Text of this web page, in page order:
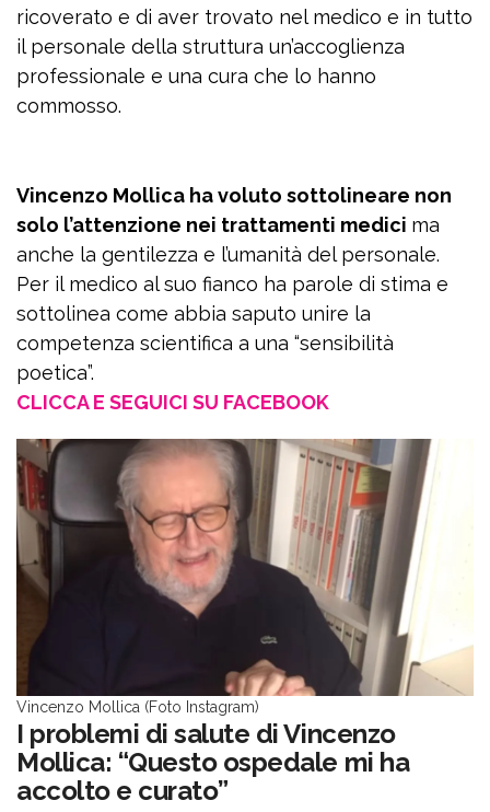
ricoverato e di aver trovato nel medico e in tutto
il personale della struttura un’accoglienza
professionale e una cura che lo hanno
commosso.
Vincenzo Mollica ha voluto sottolineare non
solo l’attenzione nei trattamenti medici ma
anche la gentilezza e l’umanità del personale.
Per il medico al suo fianco ha parole di stima e
sottolinea come abbia saputo unire la
competenza scientifica a una “sensibilità
poetica”.
CLICCA E SEGUICI SU FACEBOOK
Vincenzo Mollica (Foto Instagram)
I problemi di salute di Vincenzo
Mollica: “Questo ospedale mi ha
accolto e curato”